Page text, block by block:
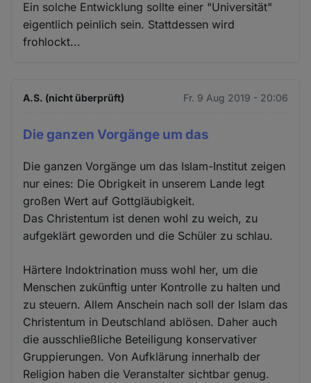
Ein solche Entwicklung sollte einer "Universität"
eigentlich peinlich sein. Stattdessen wird
frohlockt...
A.S. (nicht überprüft) Fr. 9 Aug 2019 - 20:06
Die ganzen Vorgänge um das
Die ganzen Vorgänge um das Islam-Institut zeigen
nur eines: Die Obrigkeit in unserem Lande legt
großen Wert auf Gottgläubigkeit.
Das Christentum ist denen wohl zu weich, zu
aufgeklärt geworden und die Schüler zu schlau.
Härtere Indoktrination muss wohl her, um die
Menschen zukünftig unter Kontrolle zu halten und
zu steuern. Allem Anschein nach soll der Islam das
Christentum in Deutschland ablösen. Daher auch
die ausschließliche Beteiligung konservativer
Gruppierungen. Von Aufklärung innerhalb der
Religion haben die Veranstalter sichtbar genug.